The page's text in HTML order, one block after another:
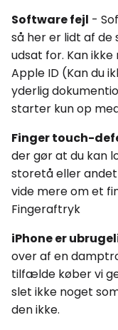
Software fejl -
så her er lidt af
udsat for. Kan
Apple ID (Kan du
yderlig
starter kun op
Finger touch-
der gør at du kan
storetå eller
vide mere om et
Fingeraftryk
iPhone er
over af en
tilfælde køber vi
slet ikke noget
den ikke.